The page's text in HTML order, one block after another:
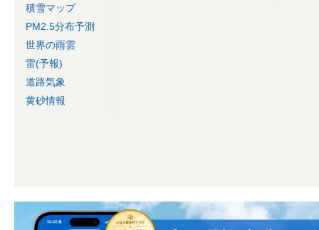
積雪マップ
PM2.5分布予測
世界の雨雲
雷(予報)
道路気象
黄砂情報